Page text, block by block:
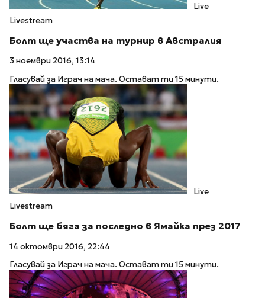
Live
Livestream
Болт ще участва на турнир в Австралия
3 ноември 2016, 13:14
Гласувай за Играч на мача. Остават ти 15 минути.
Live
Livestream
Болт ще бяга за последно в Ямайка през 2017
14 октомври 2016, 22:44
Гласувай за Играч на мача. Остават ти 15 минути.